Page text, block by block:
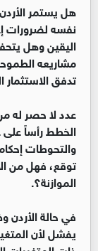
هل يستمر
نفسه لضرورات
اليقين وهل
مشاريعه
تدفق
عدد لا حصر له
الخطط رأساً
والتحوطات
توقع، فهل من
الموازنة؟.
في حالة
يفشل لأن